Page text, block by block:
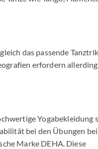
das passende
erfordern
Yogabekleidung
bei den Übungen
Marke DEHA. Diese